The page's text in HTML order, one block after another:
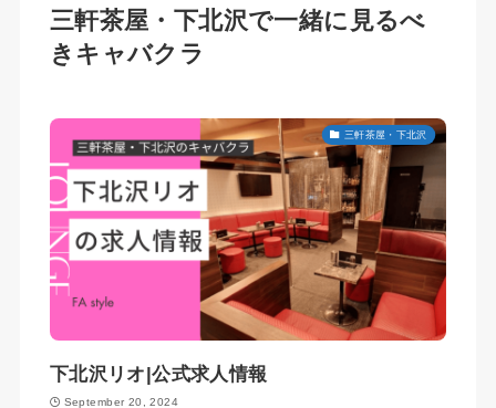
三軒茶屋・下北沢で一緒に見るべ
きキャバクラ
三軒茶屋・下北沢
下北沢リオ|公式求人情報
September 20, 2024